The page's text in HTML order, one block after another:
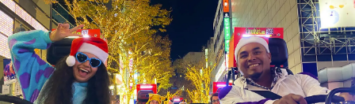
Over Specificaties Prijzen
Toegang Ervaringen FAQ
Bedrijf Boekingen
Winkel wijzigen